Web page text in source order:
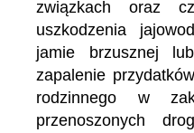
związkach oraz
uszkodzenia
jamie brzusznej
zapalenie
rodzinnego w
przenoszonych